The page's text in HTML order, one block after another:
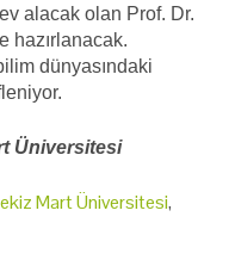
alacak olan Prof. Dr.
hazırlanacak.
dünyasındaki
Üniversitesi
Mart Üniversitesi,